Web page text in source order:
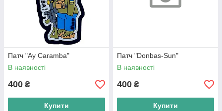
Патч "Ay Caramba"
В наявності
400 ₴
Купити
Патч "Donbas-Sun"
В наявності
400 ₴
Купити